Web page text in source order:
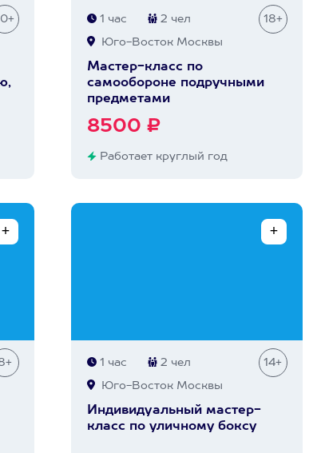
1 час 2 чел 18+
Юго-Восток Москвы
Мастер-класс по
самообороне подручными
предметами
8500 ₽
Работает круглый год
1 час 2 чел 14+
Юго-Восток Москвы
Индивидуальный мастер-
класс по уличному боксу